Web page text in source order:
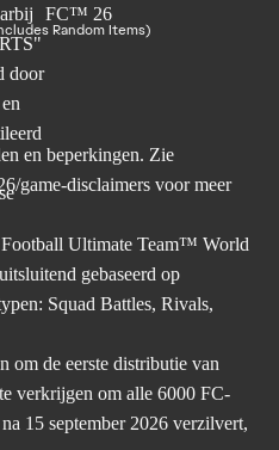
Random Items)
en beperkingen. Zie
game-disclaimers voor meer
Ultimate Team™ World
gebaseerd op
Squad Battles, Rivals,
om de eerste distributie van
verkrijgen om alle 6000 FC-
15 september 2026 verzilvert,